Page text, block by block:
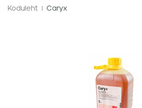
Koduleht Caryx